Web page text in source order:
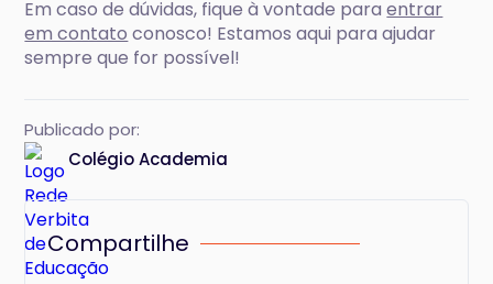
Em caso de dúvidas, fique à vontade paraentrar
em contato conosco! Estamos aqui para ajudar
sempre que for possível!
Publicado por:
Colégio Academia
Compartilhe